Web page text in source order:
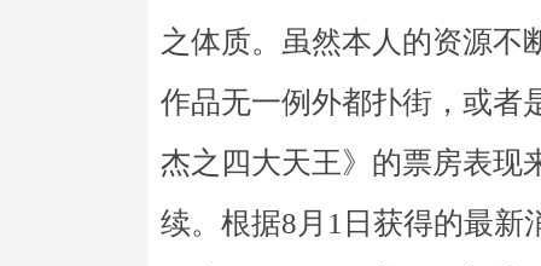
之体质。虽然本人的资源不
作品无一例外都扑街，或者
杰之四大天王》的票房表现
续。根据8月1日获得的最新